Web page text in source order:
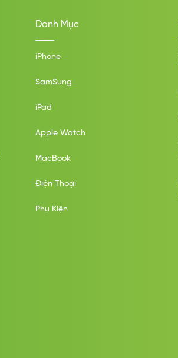
Danh Mục
iPhone
SamSung
iPad
Apple Watch
MacBook
Điện Thoại
Phụ Kiện